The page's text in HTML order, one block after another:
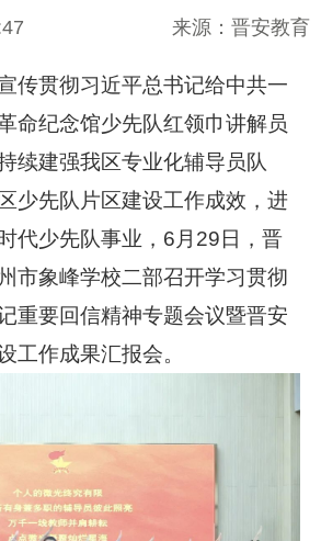
来源：晋安教育
传贯彻习近平总书记给中共一
命纪念馆少先队红领巾讲解员
续建强我区专业化辅导员队
少先队片区建设工作成效，进
代少先队事业，6月29日，晋
市象峰学校二部召开学习贯彻
重要回信精神专题会议暨晋安
工作成果汇报会。